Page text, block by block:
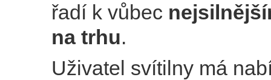
řadí k vůbec
na trhu.
Uživatel svítilny má